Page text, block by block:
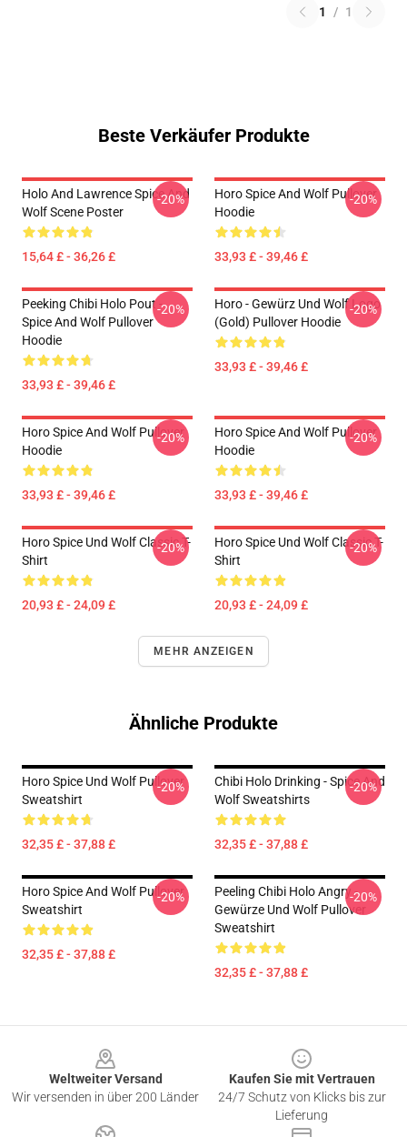
1 / 1
Beste Verkäufer Produkte
Holo And Lawrence Spice And
Wolf Scene Poster
15,64 £ - 36,26 £
-20%
Horo Spice And Wolf Pullover
Hoodie
33,93 £ - 39,46 £
-20%
Peeking Chibi Holo Pout -
Spice And Wolf Pullover
Hoodie
33,93 £ - 39,46 £
-20%
Horo - Gewürz Und Wolf Logo
(Gold) Pullover Hoodie
33,93 £ - 39,46 £
-20%
Horo Spice And Wolf Pullover
Hoodie
33,93 £ - 39,46 £
-20%
Horo Spice And Wolf Pullover
Hoodie
33,93 £ - 39,46 £
-20%
Horo Spice Und Wolf Classic T-
Shirt
20,93 £ - 24,09 £
-20%
Horo Spice Und Wolf Classic T-
Shirt
20,93 £ - 24,09 £
-20%
MEHR ANZEIGEN
Ähnliche Produkte
Horo Spice Und Wolf Pullover
Sweatshirt
32,35 £ - 37,88 £
-20%
Chibi Holo Drinking - Spice And
Wolf Sweatshirts
32,35 £ - 37,88 £
-20%
Horo Spice And Wolf Pullover
Sweatshirt
32,35 £ - 37,88 £
-20%
Peeling Chibi Holo Angry -
Gewürze Und Wolf Pullover
Sweatshirt
32,35 £ - 37,88 £
-20%
Weltweiter Versand
Wir versenden in über 200 Länder
Kaufen Sie mit Vertrauen
24/7 Schutz von Klicks bis zur
Lieferung